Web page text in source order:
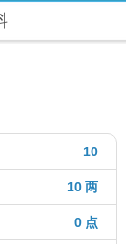
10
10 两
0 点